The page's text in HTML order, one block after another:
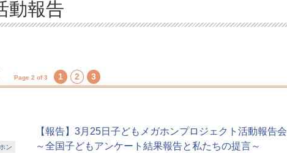
動報告
Page 2 of 3 1 2 3
ン
【報告】3月25日子どもメガホンプロジェクト活動報告会
～全国子どもアンケート結果報告と私たちの提言～